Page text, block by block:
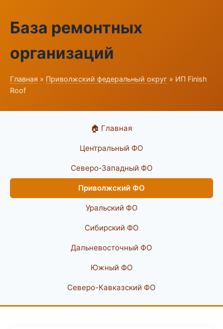
База ремонтных
организаций
Главная » Приволжский федеральный округ » ИП Finish
Roof
🏠 Главная
Центральный ФО
Северо-Западный ФО
Приволжский ФО
Уральский ФО
Сибирский ФО
Дальневосточный ФО
Южный ФО
Северо-Кавказский ФО